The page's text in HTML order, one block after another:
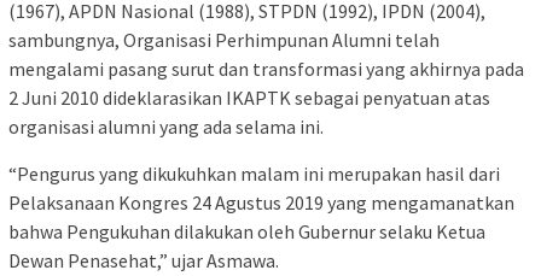
(1967), APDN Nasional (1988), STPDN (1992), IPDN (2004),
sambungnya, Organisasi Perhimpunan Alumni telah
mengalami pasang surut dan transformasi yang akhirnya pada
2 Juni 2010 dideklarasikan IKAPTK sebagai penyatuan atas
organisasi alumni yang ada selama ini.
“Pengurus yang dikukuhkan malam ini merupakan hasil dari
Pelaksanaan Kongres 24 Agustus 2019 yang mengamanatkan
bahwa Pengukuhan dilakukan oleh Gubernur selaku Ketua
Dewan Penasehat,” ujar Asmawa.